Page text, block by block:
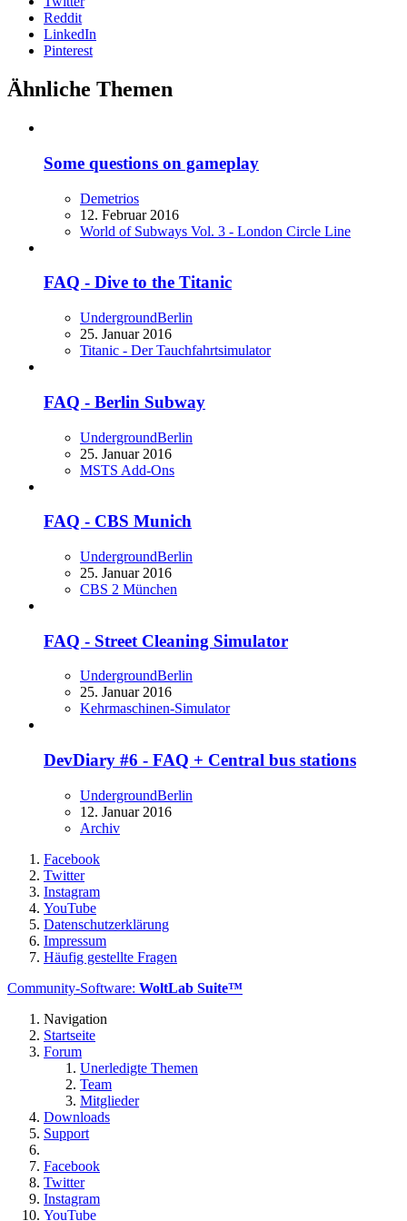
Reddit
LinkedIn
Pinterest
Ähnliche Themen
Some questions on gameplay
Demetrios
12. Februar 2016
World of Subways Vol. 3 - London Circle Line
FAQ - Dive to the Titanic
UndergroundBerlin
25. Januar 2016
Titanic - Der Tauchfahrtsimulator
FAQ - Berlin Subway
UndergroundBerlin
25. Januar 2016
MSTS Add-Ons
FAQ - CBS Munich
UndergroundBerlin
25. Januar 2016
CBS 2 München
FAQ - Street Cleaning Simulator
UndergroundBerlin
25. Januar 2016
Kehrmaschinen-Simulator
DevDiary #6 - FAQ + Central bus stations
UndergroundBerlin
12. Januar 2016
Archiv
Facebook
Twitter
Instagram
YouTube
Datenschutzerklärung
Impressum
Häufig gestellte Fragen
Community-Software: WoltLab Suite™
Navigation
Startseite
Forum
Unerledigte Themen
Team
Mitglieder
Downloads
Support
Facebook
Twitter
Instagram
YouTube